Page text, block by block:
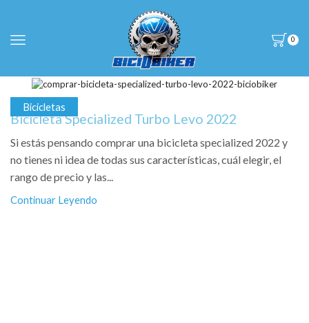
0
Bicicletas
Bicicleta Specialized Turbo Levo 2022
Si estás pensando comprar una bicicleta specialized 2022 y
no tienes ni idea de todas sus características, cuál elegir, el
rango de precio y las...
Continuar Leyendo